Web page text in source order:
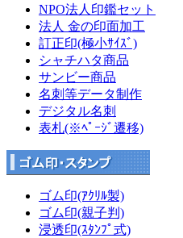
NPO法人印鑑セット
法人 金の印面加工
訂正印(極小ｻｲｽﾞ)
シャチハタ商品
サンビー商品
名刺等データ制作
デジタル名刺
表札(※ﾍﾟｰｼﾞ遷移)
ゴム印(ｱｸﾘﾙ製)
ゴム印(親子判)
浸透印(ｽﾀﾝﾌﾟ式)